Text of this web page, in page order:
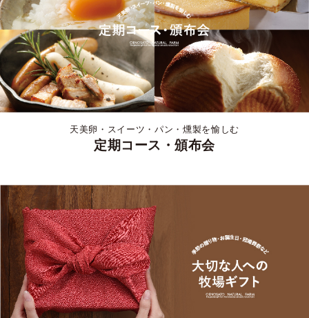
天美卵・スイーツ・パン・燻製を愉しむ
定期コース・頒布会